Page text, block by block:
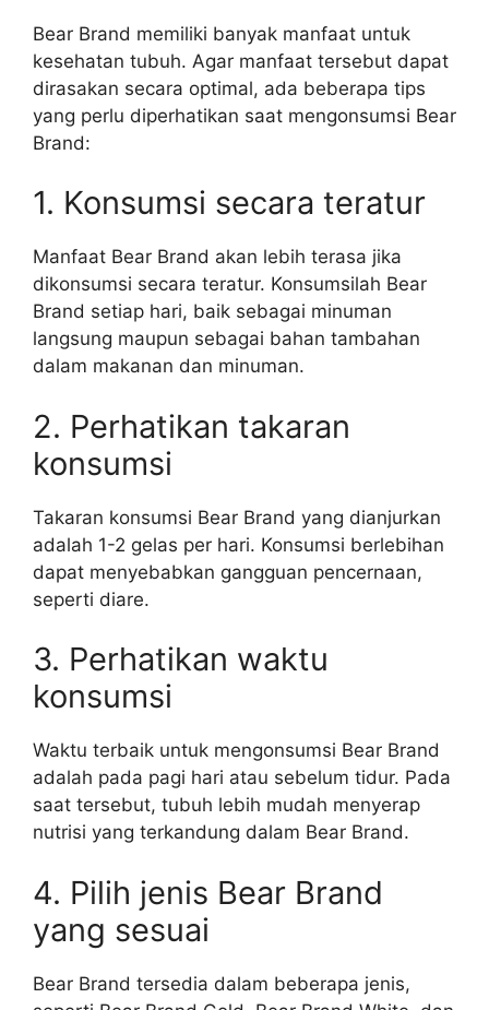
Bear Brand memiliki banyak manfaat untuk
kesehatan tubuh. Agar manfaat tersebut dapat
dirasakan secara optimal, ada beberapa tips
yang perlu diperhatikan saat mengonsumsi Bear
Brand:
1. Konsumsi secara teratur
Manfaat Bear Brand akan lebih terasa jika
dikonsumsi secara teratur. Konsumsilah Bear
Brand setiap hari, baik sebagai minuman
langsung maupun sebagai bahan tambahan
dalam makanan dan minuman.
2. Perhatikan takaran
konsumsi
Takaran konsumsi Bear Brand yang dianjurkan
adalah 1-2 gelas per hari. Konsumsi berlebihan
dapat menyebabkan gangguan pencernaan,
seperti diare.
3. Perhatikan waktu
konsumsi
Waktu terbaik untuk mengonsumsi Bear Brand
adalah pada pagi hari atau sebelum tidur. Pada
saat tersebut, tubuh lebih mudah menyerap
nutrisi yang terkandung dalam Bear Brand.
4. Pilih jenis Bear Brand
yang sesuai
Bear Brand tersedia dalam beberapa jenis,